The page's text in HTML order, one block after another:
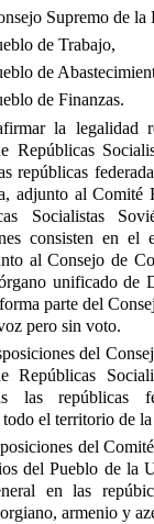
Supremo de la
de Trabajo,
de
de Finanzas.
la legalidad
Repúblicas
repúblicas
adjunto al Comité
Socialistas
consisten en el
al Consejo de
unificado de
parte del
pero sin voto.
del
las repúblicas
el territorio de
del
del Pueblo de la
en las
armenio y